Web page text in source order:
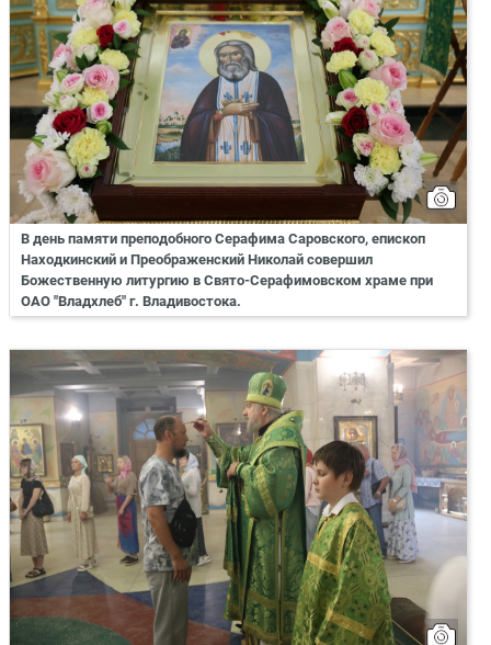
В день памяти преподобного Серафима Саровского, епископ
Находкинский и Преображенский Николай совершил
Божественную литургию в Свято-Серафимовском храме при
ОАО "Владхлеб" г. Владивостока.